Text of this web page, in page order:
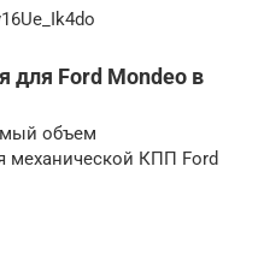
для Ford Mondeo в
объем
механической КПП Ford